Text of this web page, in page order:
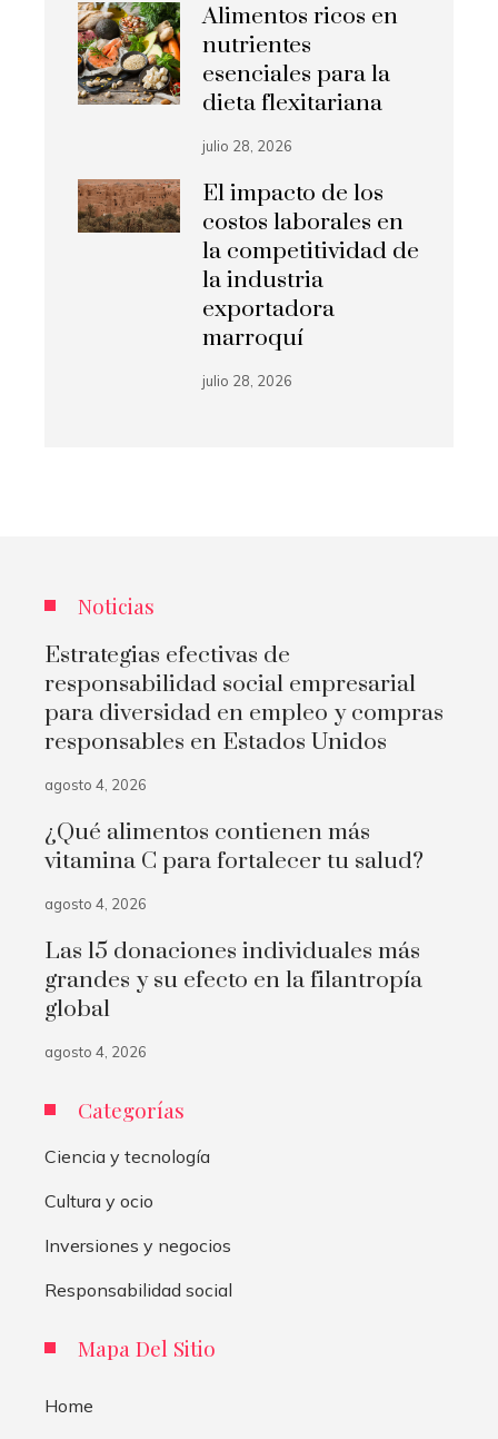
Alimentos ricos en
nutrientes
esenciales para la
dieta flexitariana
julio 28, 2026
El impacto de los
costos laborales en
la competitividad de
la industria
exportadora
marroquí
julio 28, 2026
Noticias
Estrategias efectivas de
responsabilidad social empresarial
para diversidad en empleo y compras
responsables en Estados Unidos
agosto 4, 2026
¿Qué alimentos contienen más
vitamina C para fortalecer tu salud?
agosto 4, 2026
Las 15 donaciones individuales más
grandes y su efecto en la filantropía
global
agosto 4, 2026
Categorías
Ciencia y tecnología
Cultura y ocio
Inversiones y negocios
Responsabilidad social
Mapa Del Sitio
Home